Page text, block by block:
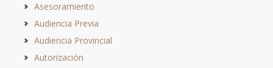
Asesoramiento
Audiencia Previa
Audiencia Provincial
Autorización